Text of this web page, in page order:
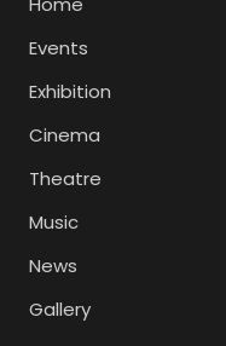
Events
Exhibition
Cinema
Theatre
Music
News
Gallery